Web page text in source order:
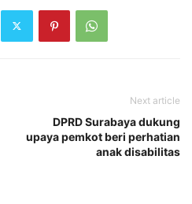
Next article
DPRD Surabaya dukung
upaya pemkot beri perhatian
anak disabilitas